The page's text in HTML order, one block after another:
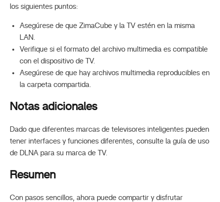
los siguientes puntos:
Asegúrese de que ZimaCube y la TV estén en la misma
LAN.
Verifique si el formato del archivo multimedia es compatible
con el dispositivo de TV.
Asegúrese de que hay archivos multimedia reproducibles en
la carpeta compartida.
Notas adicionales
Dado que diferentes marcas de televisores inteligentes pueden
tener interfaces y funciones diferentes, consulte la guía de uso
de DLNA para su marca de TV.
Resumen
Con pasos sencillos, ahora puede compartir y disfrutar